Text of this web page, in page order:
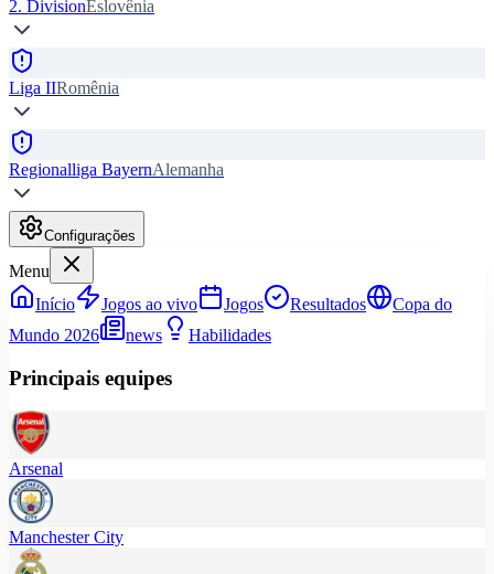
2. DivisionEslovênia
Liga IIRomênia
Regionalliga BayernAlemanha
Configurações
Menu
Início
Jogos ao vivo Jogos Resultados
Copa do
Mundo 2026
news Habilidades
Principais equipes
Arsenal
Manchester City